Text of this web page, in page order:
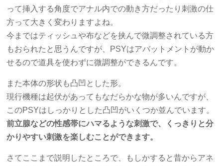
って挿入する角度でアナル内での動き方だったり刺激の仕
方って大きく変わりますよね。
今まではティッシュや布などを挟んで微調整されている方
もおられたと思うんですが、PSYはアバットメントが動か
せるので道具を使わずに微調整ができるんです。
また本体の形状も凸凹とした形。
現行機種は起伏があってもなだらかな物が多いんですが、
このPSYはしっかりとした凸凹がいくつか並んでいます。
前立腺などの性感帯にハマるような刺激で、くっきりと分
かりやすい刺激を楽しむことができます。
さてここまで説明したところで、もしかすると昔からアネ